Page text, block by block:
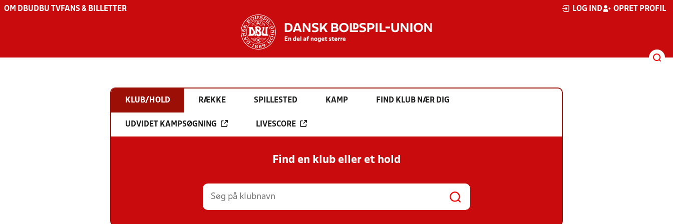
OM DBU DBU TV FANS & BILLETTER LOG IND OPRET PROFIL
KLUB/HOLD RÆKKE SPILLESTED KAMP FIND KLUB NÆR DIG
UDVIDET KAMPSØGNING LIVESCORE
Find en klub eller et hold